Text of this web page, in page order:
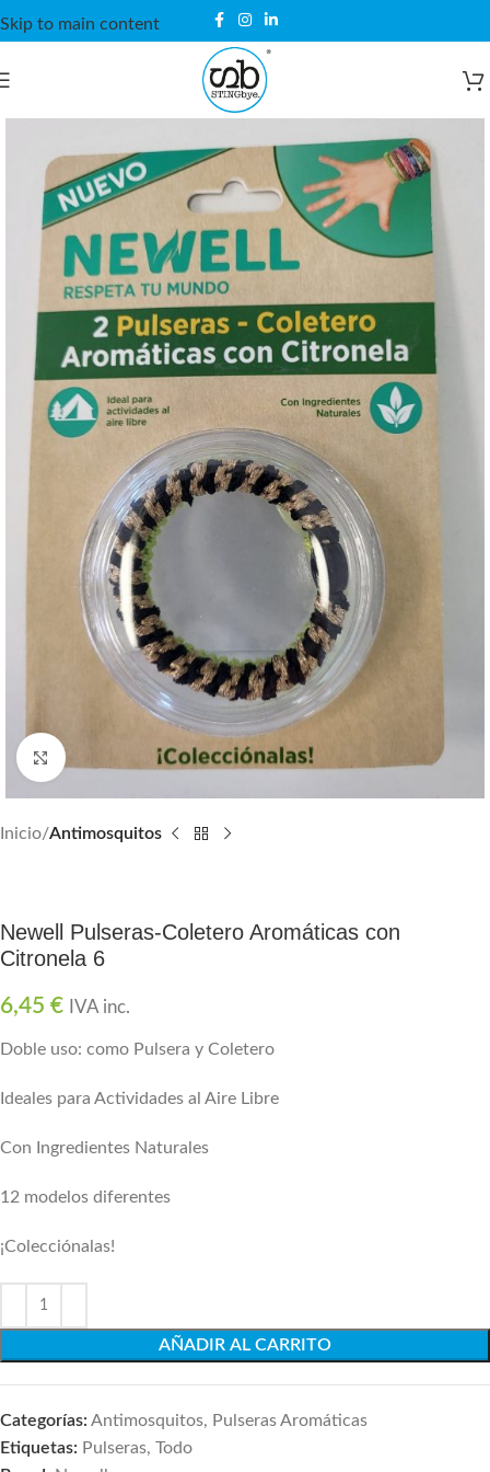
Skip to main content
Click para agrandar
Inicio Antimosquitos
Newell Pulseras-Coletero Aromáticas con
Citronela 6
6,45 € IVA inc.
Doble uso: como Pulsera y Coletero
Ideales para Actividades al Aire Libre
Con Ingredientes Naturales
12 modelos diferentes
¡Colecciónalas!
AÑADIR AL CARRITO
Categorías: Antimosquitos, Pulseras Aromáticas
Etiquetas: Pulseras, Todo